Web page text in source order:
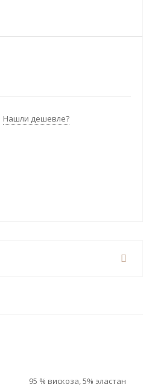
Нашли дешевле?
95 % вискоза, 5% эластан